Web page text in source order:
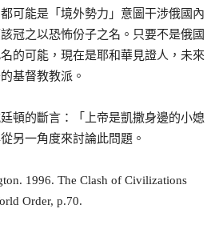
可能是「境外勢力」意圖干涉俄國內
冠之以恐怖份子之名。只要不是俄國
的可能，現在是耶和華見證人，未來
基督教教派。
頓的斷言：「上帝是凱撒身邊的小媳
另一角度來討論此問題。
1996. The Clash of Civilizations
Order, p.70.